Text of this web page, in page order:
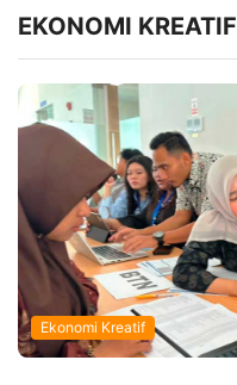
EKONOMI KREATIF
Ekonomi Kreatif